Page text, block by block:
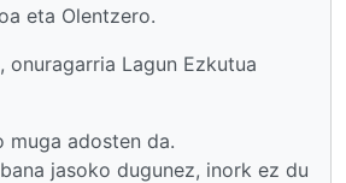
eta Olentzero.
onuragarria Lagun Ezkutua
muga adosten da.
jasoko dugunez, inork ez du